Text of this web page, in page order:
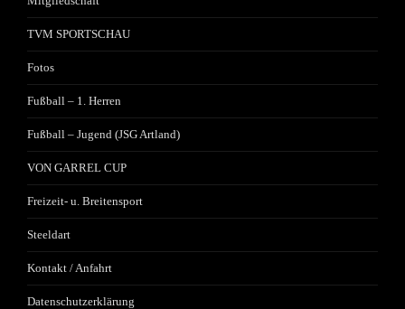
TVM SPORTSCHAU
Fotos
Fußball – 1. Herren
Fußball – Jugend (JSG Artland)
VON GARREL CUP
Freizeit- u. Breitensport
Steeldart
Kontakt / Anfahrt
Datenschutzerklärung